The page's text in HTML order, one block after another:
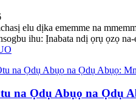
elu dịka ememme na
ihu: Ịnabata ndị ọrụ ọzọ
na Ọdụ Abụọ na Ọdụ